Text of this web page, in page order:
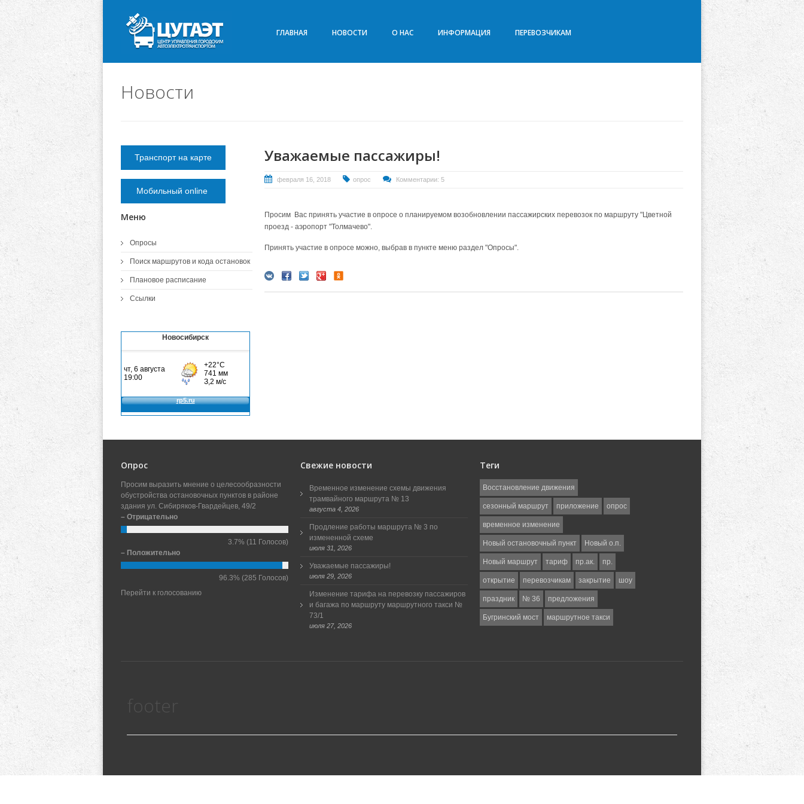
ГЛАВНАЯ НОВОСТИ О НАС ИНФОРМАЦИЯ ПЕРЕВОЗЧИКАМ
Новости
Уважаемые пассажиры!
февраля 16, 2018 опрос Комментарии: 5
Просим Вас принять участие в опросе о планируемом возобновлении пассажирских перевозок по маршруту "Цветной
проезд - аэропорт "Толмачево".
Принять участие в опросе можно, выбрав в пункте меню раздел "Опросы".
Транспорт на карте
Мобильный online
Меню
Опросы
Поиск маршрутов и кода остановок
Плановое расписание
Ссылки
Новосибирск
Опрос
Просим выразить мнение о целесообразности
обустройства остановочных пунктов в районе
здания ул. Сибиряков-Гвардейцев, 49/2
– Отрицательно
3.7% (11 Голосов)
– Положительно
96.3% (285 Голосов)
Перейти к голосованию
Свежие новости
Временное изменение схемы движения
трамвайного маршрута № 13
августа 4, 2026
Продление работы маршрута № 3 по
измененной схеме
июля 31, 2026
Уважаемые пассажиры!
июля 29, 2026
Изменение тарифа на перевозку пассажиров
и багажа по маршруту маршрутного такси №
73/1
июля 27, 2026
Теги
Восстановление движения
сезонный маршрут приложение опрос
временное изменение
Новый остановочный пункт Новый о.п.
Новый маршрут тариф пр.ак. пр.
открытие перевозчикам закрытие шоу
праздник № 36 предложения
Бугринский мост маршрутное такси
footer